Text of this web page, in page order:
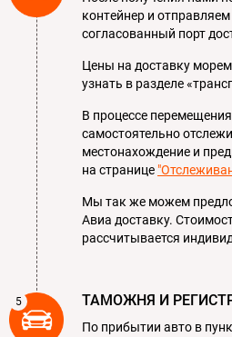
контeйнер и
согласованный порт
Цены на доставку
узнать в разделе
В процессе
самостоятельно
местонахождение и
на странице
Мы так же можем
Авиа доставку.
рассчитывается
ТАМОЖНЯ И
По прибытии авто в